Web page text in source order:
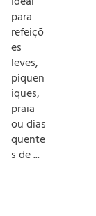
para
refeiçõ
es
leves,
piquen
iques,
praia
ou dias
quente
s de ...